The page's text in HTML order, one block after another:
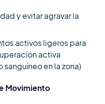
y evitar agravar la
activos ligeros para
activa
sanguíneo en la zona)
Movimiento